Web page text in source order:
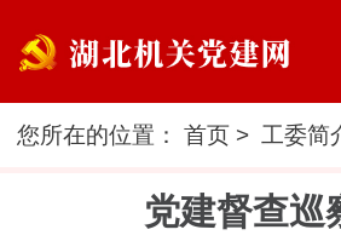
您所在的位置：首页 > 工委简
党建督查巡